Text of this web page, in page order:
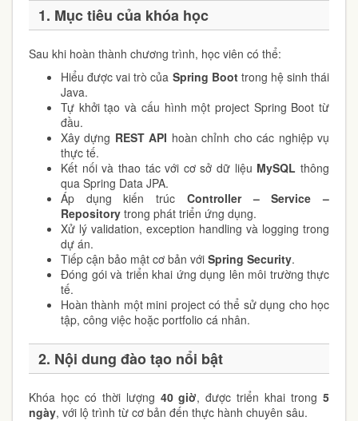
1. Mục tiêu của khóa học
Sau khi hoàn thành chương trình, học viên có thể:
Hiểu được vai trò của Spring Boottrong hệ sinh thái
Java.
Tự khởi tạo và cấu hình một project Spring Boot từ
đầu.
Xây dựng REST API hoàn chỉnh cho các nghiệp vụ
thực tế.
Kết nối và thao tác với cơ sở dữ liệu MySQL thông
qua Spring Data JPA.
Áp dụng kiến trúc Controller – Service –
Repository trong phát triển ứng dụng.
Xử lý validation, exception handling và logging trong
dự án.
Tiếp cận bảo mật cơ bản với Spring Security.
Đóng gói và triển khai ứng dụng lên môi trường thực
tế.
Hoàn thành một mini project có thể sử dụng cho học
tập, công việc hoặc portfolio cá nhân.
2. Nội dung đào tạo nổi bật
Khóa học có thời lượng 40 giờ, được triển khai trong5
ngày, với lộ trình từ cơ bản đến thực hành chuyên sâu.